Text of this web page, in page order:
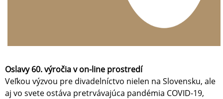
Oslavy 60. výročia v on-line prostredí
Veľkou výzvou pre divadelníctvo nielen na Slovensku, ale
aj vo svete ostáva pretrvávajúca pandémia COVID-19,